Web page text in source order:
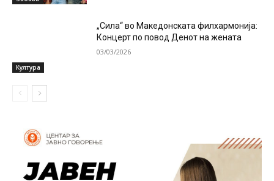
Култура
„Сила“ во Македонската филхармонија:
Концерт по повод Денот на жената
03/03/2026